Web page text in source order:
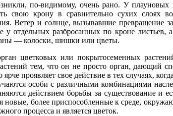
по-видимому, очень рано. У плауновых
свою крону в сравнительно сухих слоях
Ветер и солнце, вызывавшие превращение
у отдельных разбросанных по кроне
— колоски, шишки или цветы.
цветковых или покрытосеменных
тем, что он не просто орган, дающий
проявляет свое действие в тех случаях,
особи с различными комбинациями
действием борьбы за существование и
новые, более приспособленные к среде,
процесса и является цветок.